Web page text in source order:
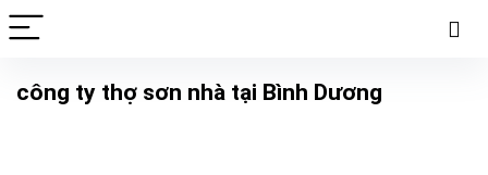
công ty thợ sơn nhà tại Bình Dương